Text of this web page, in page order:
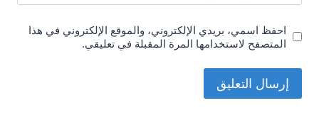
احفظ اسمي، بريدي الإلكتروني، والموقع الإلكتروني في هذا
المتصفح لاستخدامها المرة المقبلة في تعليقي.